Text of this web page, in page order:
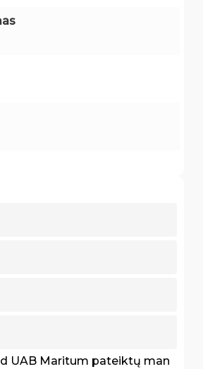
UAB Maritum pateiktų man